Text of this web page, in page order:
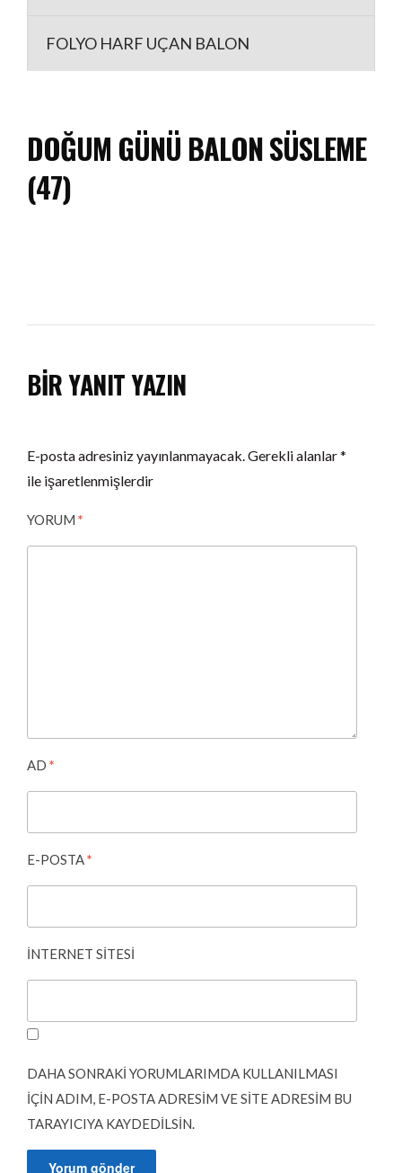
FOLYO HARF UÇAN BALON
DOĞUM GÜNÜ BALON SÜSLEME
(47)
BIR YANIT YAZIN
E-posta adresiniz yayınlanmayacak.Gerekli alanlar*
ile işaretlenmişlerdir
YORUM *
AD *
E-POSTA*
İNTERNET SITESI
DAHA SONRAKI YORUMLARIMDA KULLANILMASI
IÇIN ADIM, E-POSTA ADRESIM VE SITE ADRESIM BU
TARAYICIYA KAYDEDILSIN.